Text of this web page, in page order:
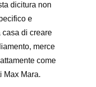
dicitura non
e
di creare
merce
come
Max Mara.